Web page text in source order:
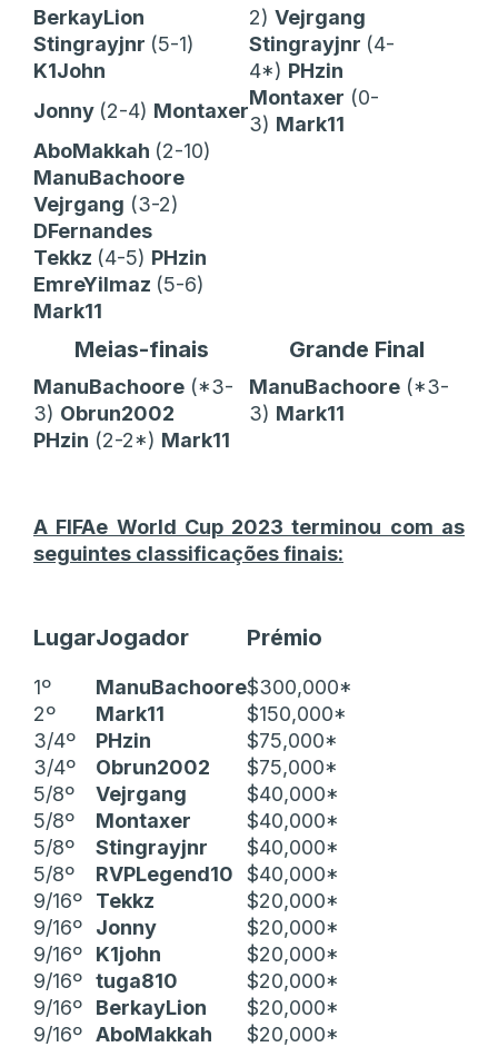
BerkayLion
2) Vejrgang
Stingrayjnr (5-1)
K1John
Stingrayjnr (4-
4*) PHzin
Jonny (2-4) Montaxer
Montaxer (0-
3) Mark11
AboMakkah (2-10)
ManuBachoore
Vejrgang (3-2)
DFernandes
Tekkz (4-5) PHzin
EmreYilmaz (5-6)
Mark11
Meias-finais Grande Final
ManuBachoore (*3-
3) Obrun2002
ManuBachoore (*3-
3) Mark11
PHzin (2-2*) Mark11
A FIFAe World Cup 2023 terminou com as
seguintes classificações finais:
LugarJogador Prémio
1º ManuBachoore$300,000*
2º
Mark11
$150,000*
3/4º
PHzin
$75,000*
3/4º
Obrun2002
$75,000*
5/8º
Vejrgang
$40,000*
5/8º
Montaxer
$40,000*
5/8º
Stingrayjnr
$40,000*
5/8º
RVPLegend10
$40,000*
9/16º
Tekkz
$20,000*
9/16º
Jonny
$20,000*
9/16º
K1john
$20,000*
9/16º tuga810
$20,000*
9/16º
BerkayLion
$20,000*
9/16º AboMakkah
$20,000*